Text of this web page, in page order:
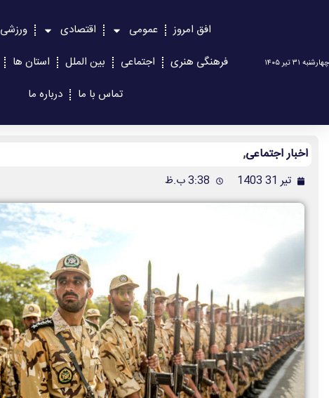
چهارشنبه ۳۱ تیر ۱۴۰۵
افق امروز عمومی اقتصادی ورزشی
فرهنگی هنری
اجتماعی بین الملل استان ها
تماس با ما
درباره ما
اخبار اجتماعی,
تیر 31 1403 3:38 ب.ظ